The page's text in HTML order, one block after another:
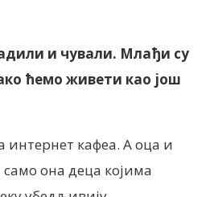
и чували. Млађи су
ћемо живети као још
кафеа. А оца и
само она деца којима